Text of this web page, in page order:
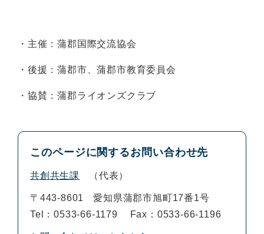
・主催：蒲郡国際交流協会
・後援：蒲郡市、蒲郡市教育委員会
・協賛：蒲郡ライオンズクラブ
このページに関するお問い合わせ先
共創共生課 代表
〒443-8601
愛知県蒲郡市旭町17番1号
Tel：0533-66-1179
Fax：0533-66-1196